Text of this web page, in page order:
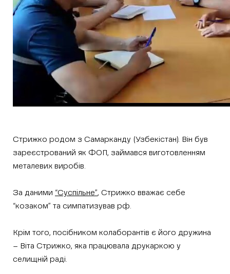
Стрижко родом з Самарканду (Узбекістан). Він був
зареєстрований як ФОП, займався виготовленням
металевих виробів.
За даними “Суспільне”, Стрижко вважає себе
“козаком” та симпатизував рф.
Крім того, посібником колаборантів є його дружина
– Віта Стрижко, яка працювала друкаркою у
селищній раді.